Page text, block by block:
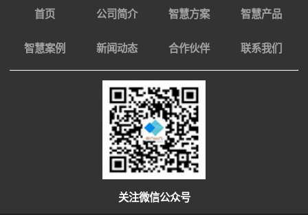
首页 公司简介 智慧方案 智慧产品
智慧案例 新闻动态 合作伙伴 联系我们
关注微信公众号